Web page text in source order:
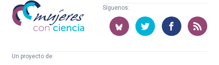
Mujeres
con
ciencia
Síguenos:
Un proyecto de: